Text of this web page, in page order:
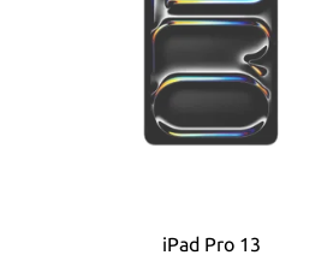
iPad Pro 13